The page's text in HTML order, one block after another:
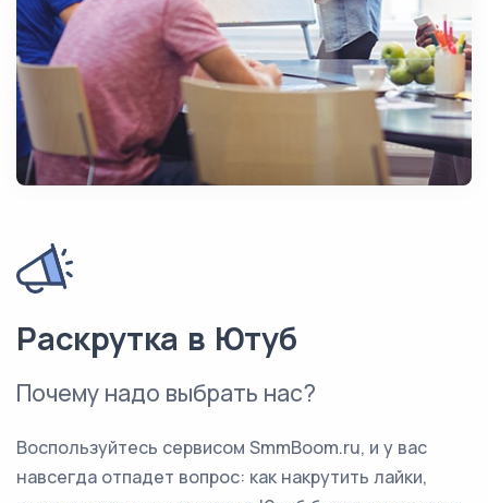
Раскрутка в Ютуб
Почему надо выбрать нас?
Воспользуйтесь сервисом SmmBoom.ru, и у вас
навсегда отпадет вопрос: как накрутить лайки,